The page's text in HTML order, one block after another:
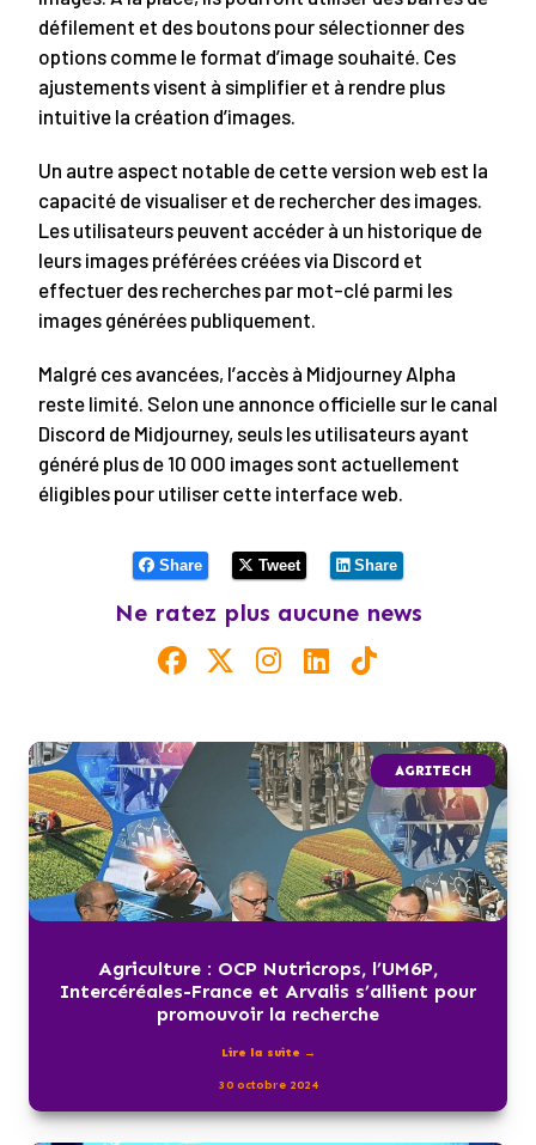
défilement et des boutons pour sélectionner des
options comme le format d’image souhaité. Ces
ajustements visent à simplifier et à rendre plus
intuitive la création d’images.
Un autre aspect notable de cette version web est la
capacité de visualiser et de rechercher des images.
Les utilisateurs peuvent accéder à un historique de
leurs images préférées créées via Discord et
effectuer des recherches par mot-clé parmi les
images générées publiquement.
Malgré ces avancées, l’accès à Midjourney Alpha
reste limité. Selon une annonce officielle sur le canal
Discord de Midjourney, seuls les utilisateurs ayant
généré plus de 10 000 images sont actuellement
éligibles pour utiliser cette interface web.
Share Tweet Share
Ne ratez plus aucune news
AGRITECH
Agriculture : OCP Nutricrops, l’UM6P,
Intercéréales-France et Arvalis s’allient pour
promouvoir la recherche
Lire la suite →
30 octobre 2024